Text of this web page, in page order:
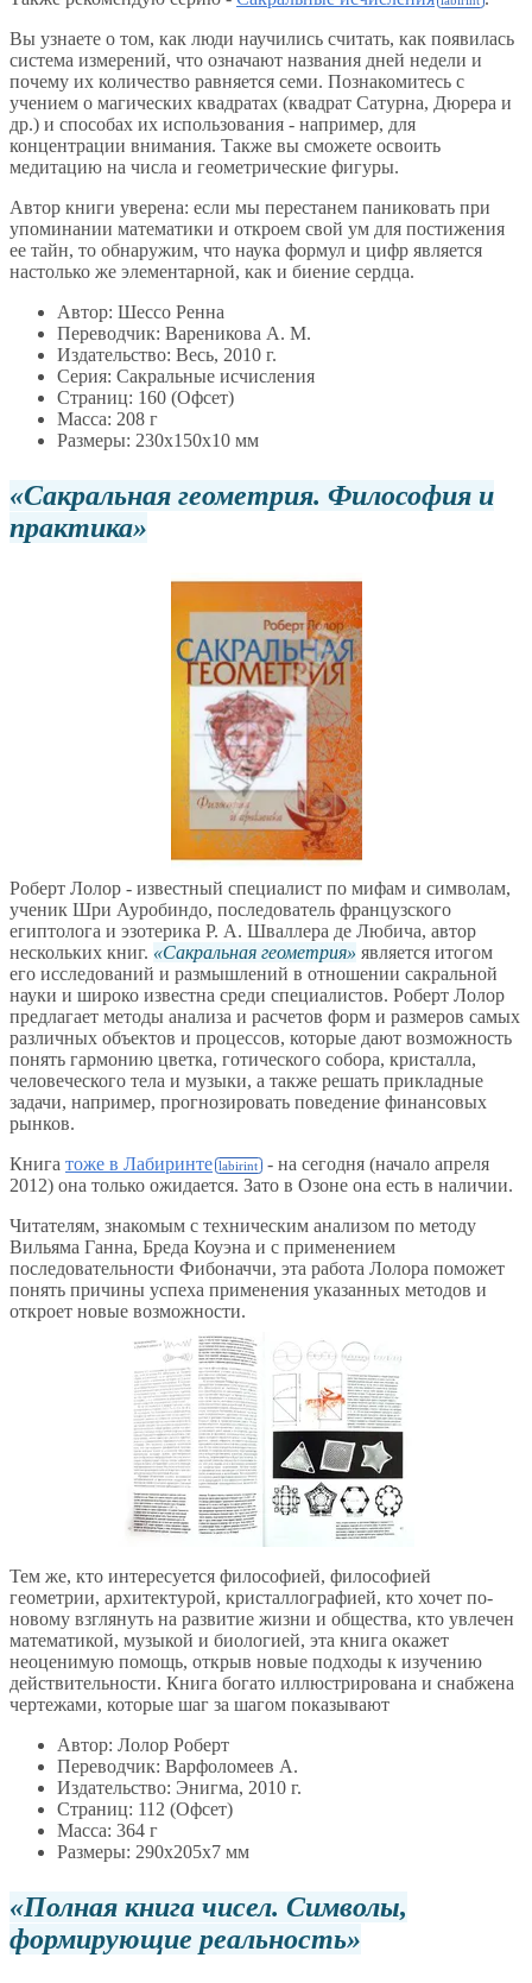
Вы узнаете о том, как люди научились считать, как появилась
система измерений, что означают названия дней недели и
почему их количество равняется семи. Познакомитесь с
учением о магических квадратах (квадрат Сатурна, Дюрера и
др.) и способах их использования - например, для
концентрации внимания. Также вы сможете освоить
медитацию на числа и геометрические фигуры.
Автор книги уверена: если мы перестанем паниковать при
упоминании математики и откроем свой ум для постижения
ее тайн, то обнаружим, что наука формул и цифр является
настолько же элементарной, как и биение сердца.
Автор: Шессо Ренна
Переводчик: Вареникова А. М.
Издательство: Весь, 2010 г.
Серия: Сакральные исчисления
Страниц: 160 (Офсет)
Масса: 208 г
Размеры: 230x150x10 мм
Сакральная геометрия. Философия и
практика
Роберт Лолор - известный специалист по мифам и символам,
ученик Шри Ауробиндо, последователь французского
египтолога и эзотерика Р. А. Шваллера де Любича, автор
нескольких книг.
Сакральная геометрия
является итогом
его исследований и размышлений в отношении сакральной
науки и широко известна среди специалистов. Роберт Лолор
предлагает методы анализа и расчетов форм и размеров самых
различных объектов и процессов, которые дают возможность
понять гармонию цветка, готического собора, кристалла,
человеческого тела и музыки, а также решать прикладные
задачи, например, прогнозировать поведение финансовых
рынков.
Книга тоже в Лабиринте
- на сегодня (начало апреля
2012) она только ожидается. Зато в Озоне она есть в наличии.
Читателям, знакомым с техническим анализом по методу
Вильяма Ганна, Бреда Коуэна и с применением
последовательности Фибоначчи, эта работа Лолора поможет
понять причины успеха применения указанных методов и
откроет новые возможности.
Тем же, кто интересуется философией, философией
геометрии, архитектурой, кристаллографией, кто хочет по-
новому взглянуть на развитие жизни и общества, кто увлечен
математикой, музыкой и биологией, эта книга окажет
неоценимую помощь, открыв новые подходы к изучению
действительности. Книга богато иллюстрирована и снабжена
чертежами, которые шаг за шагом показывают
Автор: Лолор Роберт
Переводчик: Варфоломеев А.
Издательство: Энигма, 2010 г.
Страниц: 112 (Офсет)
Масса: 364 г
Размеры: 290x205x7 мм
Полная книга чисел. Символы,
формирующие реальность